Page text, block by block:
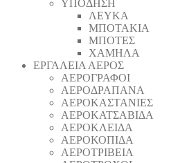
ΥΠΟΔΗΣΗ
ΛΕΥΚΑ
ΜΠΟΤΑΚΙΑ
ΜΠΟΤΕΣ
ΧΑΜΗΛΑ
ΕΡΓΑΛΕΙΑ ΑΕΡΟΣ
ΑΕΡΟΓΡΑΦΟΙ
ΑΕΡΟΔΡΑΠΑΝA
ΑΕΡΟΚΑΣΤΑΝΙΕΣ
ΑΕΡΟΚΑΤΣΑΒΙΔΑ
ΑΕΡΟΚΛΕΙΔΑ
ΑΕΡΟΚΟΠΙΔΑ
ΑΕΡΟΤΡΙΒΕΙΑ